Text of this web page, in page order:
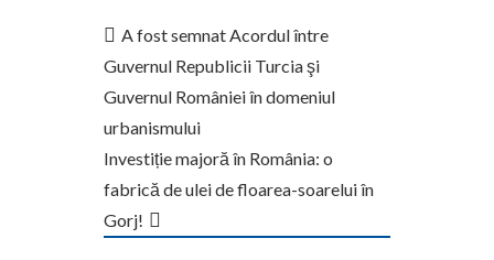
A fost semnat Acordul între
Guvernul Republicii Turcia şi
Guvernul României în domeniul
urbanismului
Investiție majoră în România: o
fabrică de ulei de floarea-soarelui în
Gorj!